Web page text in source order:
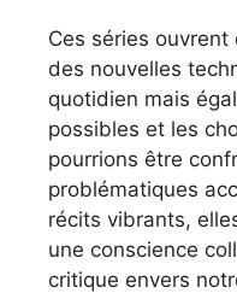
Ces séries ouvrent
des nouvelles
quotidien mais
possibles et les
pourrions être
problématiques
récits vibrants,
une conscience
critique envers